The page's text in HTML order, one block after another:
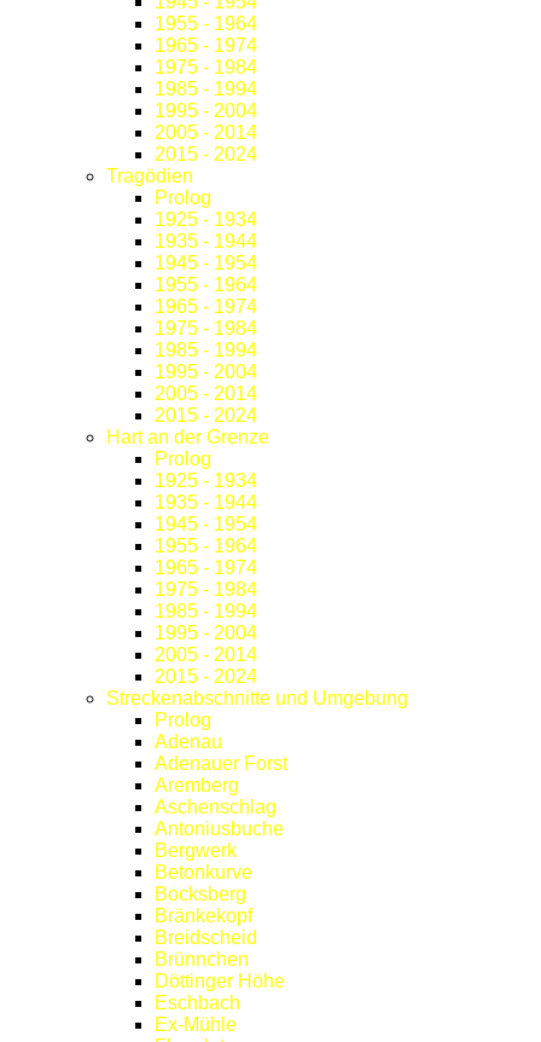
1955 - 1964
1965 - 1974
1975 - 1984
1985 - 1994
1995 - 2004
2005 - 2014
2015 - 2024
Tragödien
Prolog
1925 - 1934
1935 - 1944
1945 - 1954
1955 - 1964
1965 - 1974
1975 - 1984
1985 - 1994
1995 - 2004
2005 - 2014
2015 - 2024
Hart an der Grenze
Prolog
1925 - 1934
1935 - 1944
1945 - 1954
1955 - 1964
1965 - 1974
1975 - 1984
1985 - 1994
1995 - 2004
2005 - 2014
2015 - 2024
Streckenabschnitte und Umgebung
Prolog
Adenau
Adenauer Forst
Aremberg
Aschenschlag
Antoniusbuche
Bergwerk
Betonkurve
Bocksberg
Bränkekopf
Breidscheid
Brünnchen
Döttinger Höhe
Eschbach
Ex-Mühle